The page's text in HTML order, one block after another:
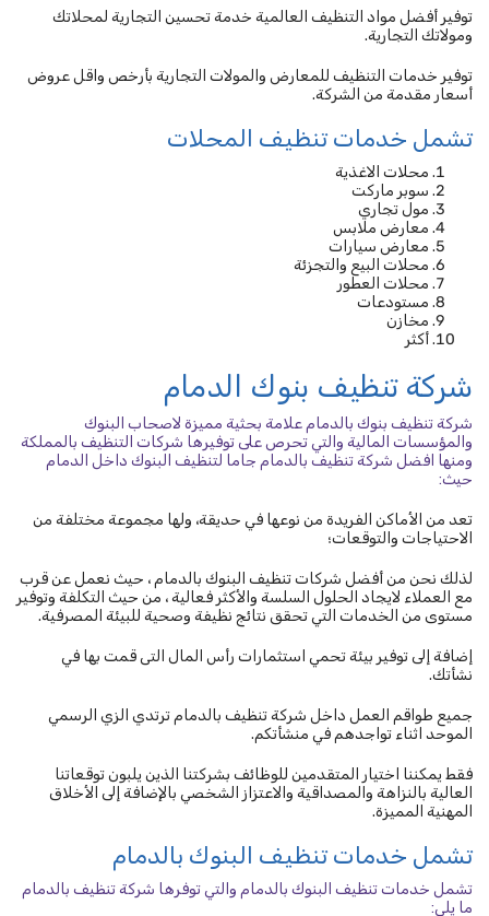
توفير أفضل مواد التنظيف العالمية خدمة تحسين التجارية لمحلاتك
ومولاتك التجارية.
توفير خدمات التنظيف للمعارض والمولات التجارية بأرخص واقل عروض
أسعار مقدمة من الشركة.
تشمل خدمات تنظيف المحلات
محلات الاغذية
سوبر ماركت
مول تجاري
معارض ملابس
معارض سيارات
محلات البيع والتجزئة
محلات العطور
مستودعات
مخازن
أكثر
شركة تنظيف بنوك الدمام
شركة تنظيف بنوك بالدمام علامة بحثية مميزة لاصحاب البنوك
والمؤسسات المالية والتي تحرص على توفيرها شركات التنظيف بالمملكة
ومنها افضل شركة تنظيف بالدمام جاما لتنظيف البنوك داخل الدمام
حيث:
تعد من الأماكن الفريدة من نوعها في حديقة، ولها مجموعة مختلفة من
الاحتياجات والتوقعات؛
لذلك نحن من أفضل شركات تنظيف البنوك بالدمام ، حيث نعمل عن قرب
مع العملاء لايجاد الحلول السلسة والأكثر فعالية ، من حيث التكلفة وتوفير
مستوى من الخدمات التي تحقق نتائج نظيفة وصحية للبيئة المصرفية.
إضافة إلى توفير بيئة تحمي استثمارات رأس المال التى قمت بها في
نشأتك.
جميع طواقم العمل داخل شركة تنظيف بالدمام ترتدي الزي الرسمي
الموحد اثناء تواجدهم في منشأتكم.
فقط يمكننا اختيار المتقدمين للوظائف بشركتنا الذين يلبون توقعاتنا
العالية بالنزاهة والمصداقية والاعتزاز الشخصي بالإضافة إلى الأخلاق
المهنية المميزة.
تشمل خدمات تنظيف البنوك بالدمام
تشمل خدمات تنظيف البنوك بالدمام والتي توفرها شركة تنظيف بالدمام
ما يلي: